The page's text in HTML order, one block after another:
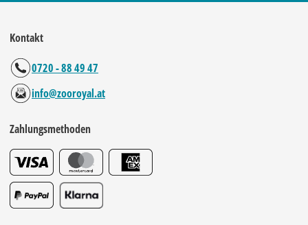
Kontakt
0720 - 88 49 47
info@zooroyal.at
Zahlungsmethoden